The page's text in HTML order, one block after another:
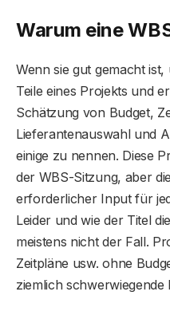
Warum eine
Wenn sie gut gemacht
Teile eines Projekts und
Schätzung von Budget,
Lieferantenauswahl und
einige zu nennen. Diese
der WBS-Sitzung, aber
erforderlicher Input für
Leider und wie der Titel
meistens nicht der Fall.
Zeitpläne usw. ohne
ziemlich schwerwiegende